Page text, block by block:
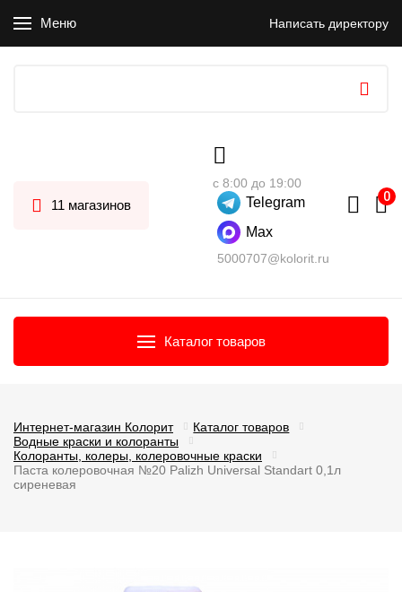
Меню Написать директору
11 магазинов
с 8:00 до 19:00
Telegram
Max
5000707@kolorit.ru
Каталог товаров
Интернет-магазин Колорит
Каталог товаров
Водные краски и колоранты
Колоранты, колеры, колеровочные краски
Паста колеровочная №20 Palizh Universal Standart 0,1л
сиреневая